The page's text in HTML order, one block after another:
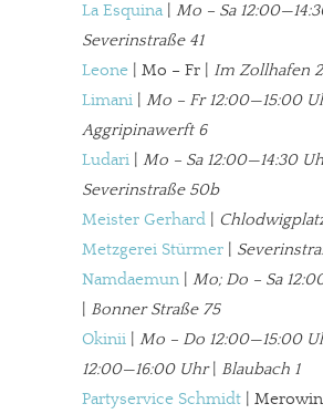
La Esquina| Mo – Sa
Severinstraße 41
Leone | Mo – Fr | Im Zollhafen
Limani
Mo – Fr 12:00—15:00
Aggripinawerft 6
Ludari
Mo – Sa 12:00—14:30
Severinstraße 50b
Meister Gerhard
Metzgerei Stürmer
Namdaemun
Mo; Do – Sa
Bonner Straße 75
Okinii
Mo – Do 12:00—15:00
12:00—16:00 Uhr| Blaubach 1
Partyservice Schmidt |